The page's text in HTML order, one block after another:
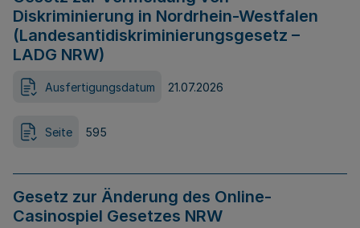
Diskriminierung in Nordrhein-Westfalen
(Landesantidiskriminierungsgesetz –
LADG NRW)
Ausfertigungsdatum 21.07.2026
Seite 595
Gesetz zur Änderung des Online-
Casinospiel Gesetzes NRW